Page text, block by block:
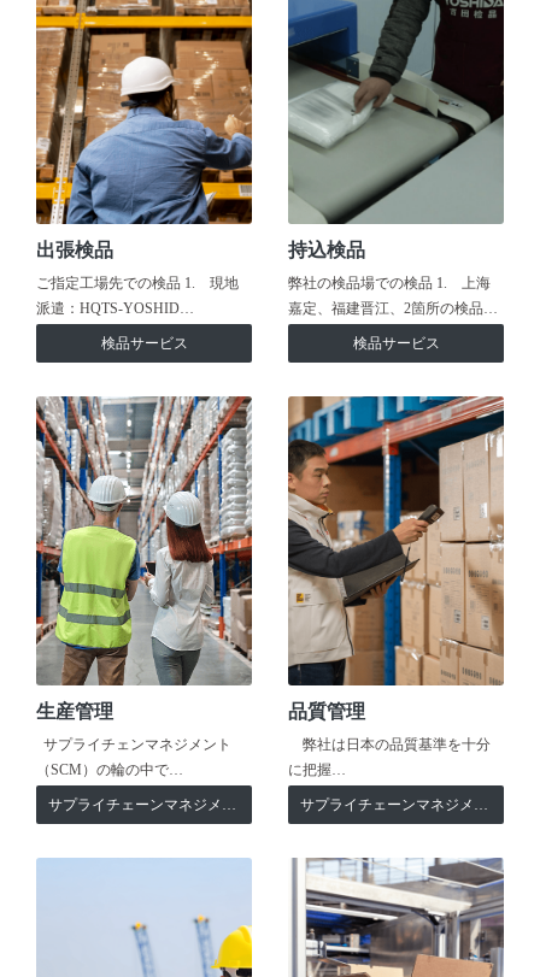
出張検品
ご指定工場先での検品 1. 現地
派遣：HQTS-YOSHID…
検品サービス
持込検品
弊社の検品場での検品 1. 上海
嘉定、福建晋江、2箇所の検品…
検品サービス
生産管理
サプライチェンマネジメント
（SCM）の輪の中で…
サプライチェーンマネジメント
品質管理
弊社は日本の品質基準を十分
に把握…
サプライチェーンマネジメント